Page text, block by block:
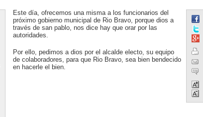
Este día, ofrecemos una misma a los funcionarios del
próximo gobierno municipal de Rio Bravo, porque dios a
través de san pablo, nos dice hay que orar por las
autoridades.
Por ello, pedimos a dios por el alcalde electo, su equipo
de colaboradores, para que Rio Bravo, sea bien bendecido
en hacerle el bien.